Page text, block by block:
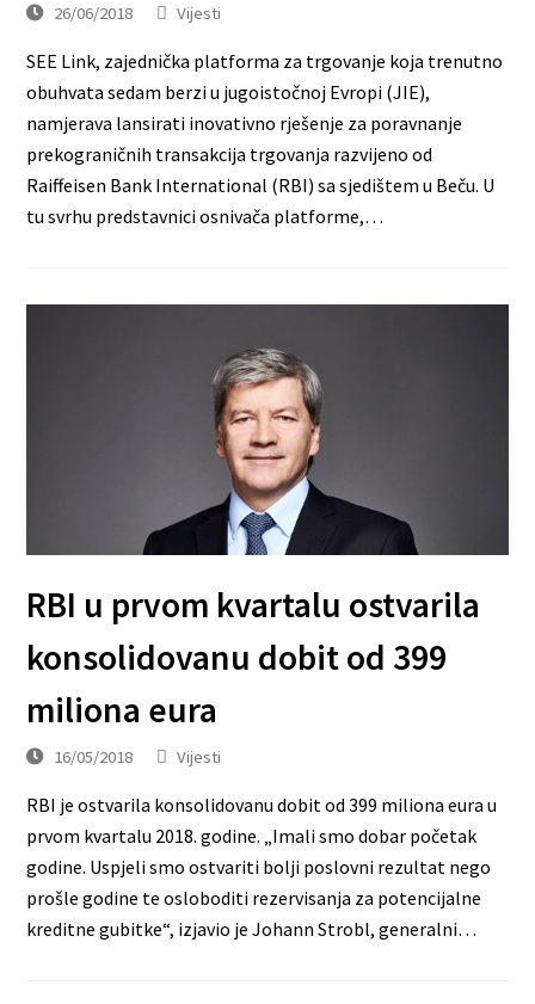
26/06/2018 Vijesti
SEE Link, zajednička platforma za trgovanje koja trenutno
obuhvata sedam berzi u jugoistočnoj Evropi (JIE),
namjerava lansirati inovativno rješenje za poravnanje
prekograničnih transakcija trgovanja razvijeno od
Raiffeisen Bank International (RBI) sa sjedištem u Beču. U
tu svrhu predstavnici osnivača platforme,…
RBI u prvom kvartalu ostvarila
konsolidovanu dobit od 399
miliona eura
16/05/2018 Vijesti
RBI je ostvarila konsolidovanu dobit od 399 miliona eura u
prvom kvartalu 2018. godine. „Imali smo dobar početak
godine. Uspjeli smo ostvariti bolji poslovni rezultat nego
prošle godine te osloboditi rezervisanja za potencijalne
kreditne gubitke“, izjavio je Johann Strobl, generalni…